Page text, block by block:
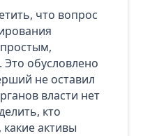
что вопрос
простым,
Это обусловлено
не оставил
власти нет
кто
активы